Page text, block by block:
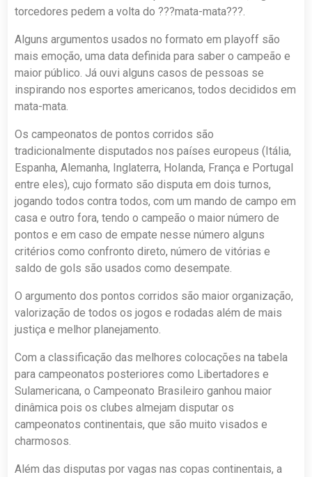
torcedores pedem a volta do ???mata-mata???.
Alguns argumentos usados no formato em playoff são
mais emoção, uma data definida para saber o campeão e
maior público. Já ouvi alguns casos de pessoas se
inspirando nos esportes americanos, todos decididos em
mata-mata.
Os campeonatos de pontos corridos são
tradicionalmente disputados nos países europeus (Itália,
Espanha, Alemanha, Inglaterra, Holanda, França e Portugal
entre eles), cujo formato são disputa em dois turnos,
jogando todos contra todos, com um mando de campo em
casa e outro fora, tendo o campeão o maior número de
pontos e em caso de empate nesse número alguns
critérios como confronto direto, número de vitórias e
saldo de gols são usados como desempate.
O argumento dos pontos corridos são maior organização,
valorização de todos os jogos e rodadas além de mais
justiça e melhor planejamento.
Com a classificação das melhores colocações na tabela
para campeonatos posteriores como Libertadores e
Sulamericana, o Campeonato Brasileiro ganhou maior
dinâmica pois os clubes almejam disputar os
campeonatos continentais, que são muito visados e
charmosos.
Além das disputas por vagas nas copas continentais, a